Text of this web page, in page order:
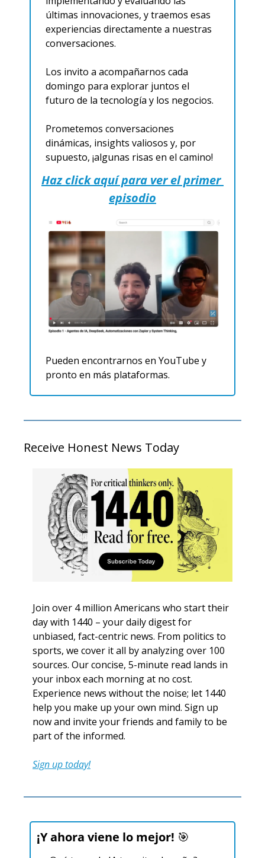
últimas innovaciones, y traemos esas
experiencias directamente a nuestras
conversaciones.
Los invito a acompañarnos cada
domingo para explorar juntos el
futuro de la tecnología y los negocios.
Prometemos conversaciones
dinámicas, insights valiosos y, por
supuesto, ¡algunas risas en el camino!
Haz click aquí para ver el primer
episodio
Pueden encontrarnos en YouTube y
pronto en más plataformas.
Receive Honest News Today
Join over 4 million Americans who start their
day with 1440 – your daily digest for
unbiased, fact-centric news. From politics to
sports, we cover it all by analyzing over 100
sources. Our concise, 5-minute read lands in
your inbox each morning at no cost.
Experience news without the noise; let 1440
help you make up your own mind. Sign up
now and invite your friends and family to be
part of the informed.
Sign up today!
¡Y ahora viene lo mejor! 🎯